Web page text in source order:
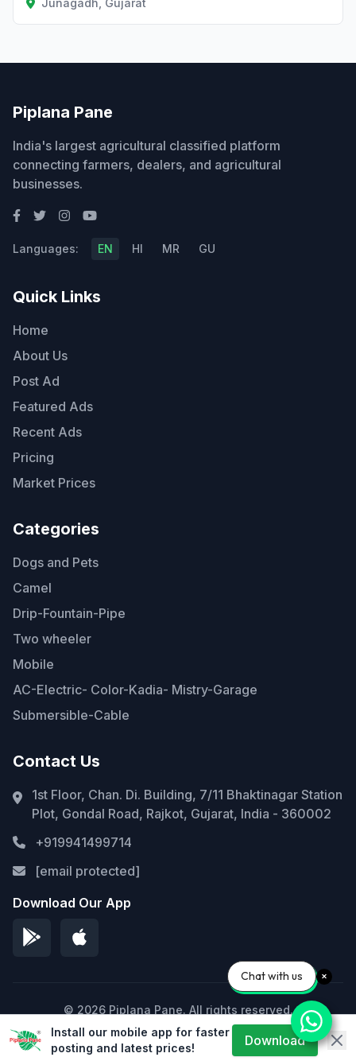
Junagadh, Gujarat
Piplana Pane
India's largest agricultural classified platform
connecting farmers, dealers, and agricultural
businesses.
Languages: EN HI MR GU
Quick Links
Home
About Us
Post Ad
Featured Ads
Recent Ads
Pricing
Market Prices
Categories
Dogs and Pets
Camel
Drip-Fountain-Pipe
Two wheeler
Mobile
AC-Electric- Color-Kadia- Mistry-Garage
Submersible-Cable
Contact Us
1st Floor, Chan. Di. Building, 7/11 Bhaktinagar Station
Plot, Gondal Road, Rajkot, Gujarat, India - 360002
+919941499714
[email protected]
Download Our App
© 2026 Piplana Pane. All rights reserved.
Privacy Policy Terms of Service Sitemap
Install our mobile app for faster
posting and latest prices!
Download
Chat with us